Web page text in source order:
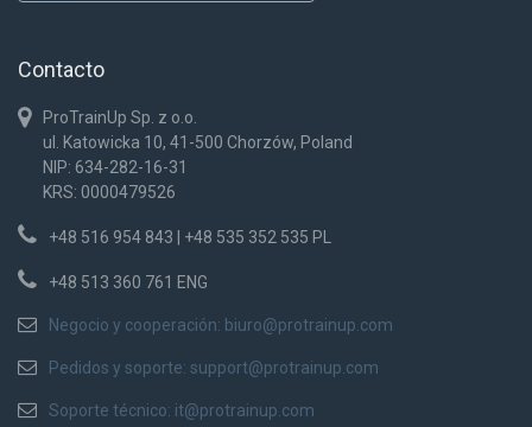
Contacto
ProTrainUp Sp. z o.o.
ul. Katowicka 10, 41-500 Chorzów, Poland
NIP: 634-282-16-31
KRS: 0000479526
+48 516 954 843 | +48 535 352 535 PL
+48 513 360 761 ENG
Negocio y cooperación: biuro@protrainup.com
Pedidos y soporte: support@protrainup.com
Soporte técnico: it@protrainup.com